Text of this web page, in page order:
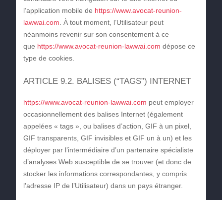
l’application mobile de https://www.avocat-reunion-
lawwai.com . À tout moment, l’Utilisateur peut
néanmoins revenir sur son consentement à ce
que https://www.avocat-reunion-lawwai.com dépose ce
type de cookies.
ARTICLE 9.2. BALISES (“TAGS”) INTERNET
https://www.avocat-reunion-lawwai.com peut employer
occasionnellement des balises Internet (également
appelées « tags », ou balises d’action, GIF à un pixel,
GIF transparents, GIF invisibles et GIF un à un) et les
déployer par l’intermédiaire d’un partenaire spécialiste
d’analyses Web susceptible de se trouver (et donc de
stocker les informations correspondantes, y compris
l’adresse IP de l’Utilisateur) dans un pays étranger.